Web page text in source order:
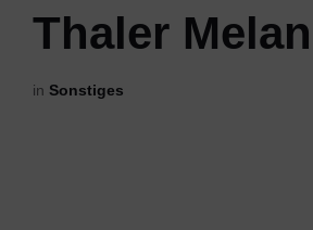
Thaler
in Sonstiges